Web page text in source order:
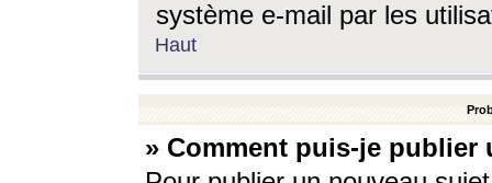
système e-mail par les
Haut
» Comment puis-je